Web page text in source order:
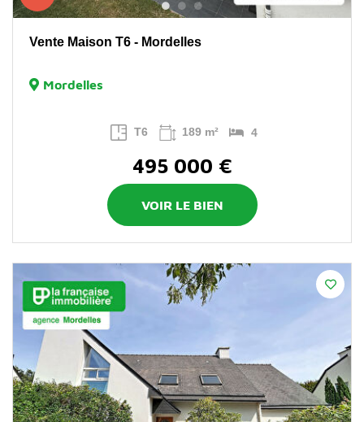
Vente Maison T6 - Mordelles
Mordelles
T6 189 m² 4
495 000 €
VOIR LE BIEN